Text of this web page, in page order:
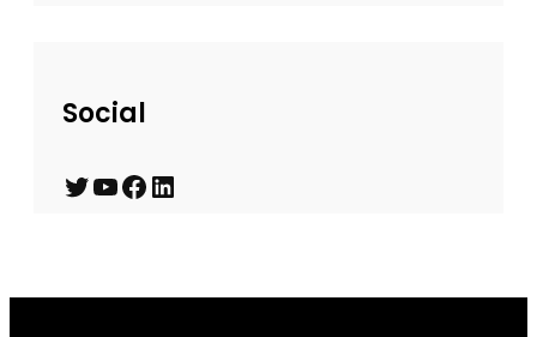
Social
T Y F L